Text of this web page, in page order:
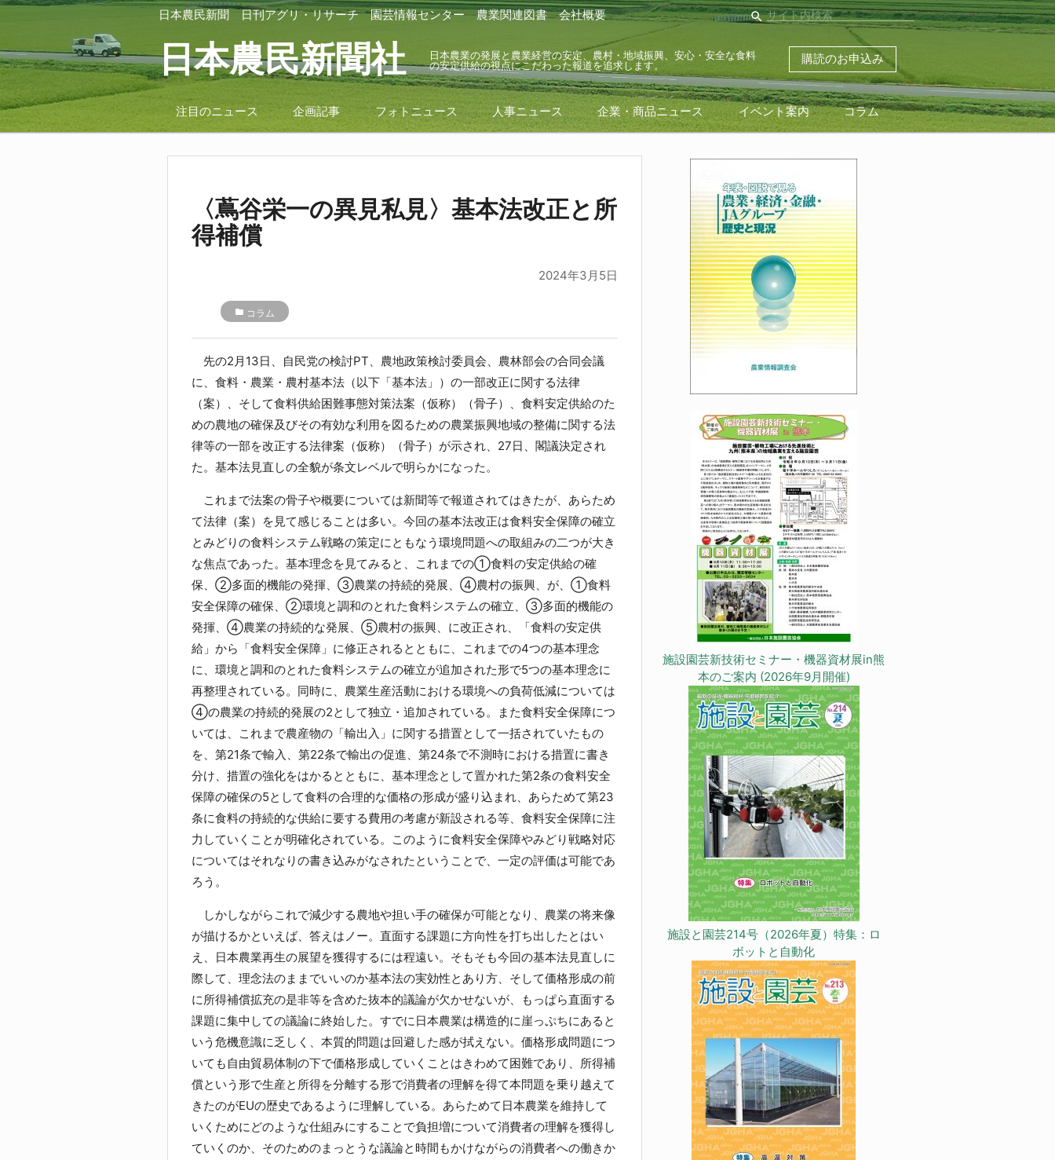
日本農民新聞 日刊アグリ・リサーチ 園芸情報センター 農業関連図書 会社概要 search
日本農民新聞社
日本農業の発展と農業経営の安定、農村・地域振興、安心・安全な食料
の安定供給の視点にこだわった報道を追求します。
購読のお申込み
注目のニュース 企画記事 フォトニュース 人事ニュース 企業・商品ニュース イベント案内 コラム
〈蔦谷栄一の異見私見〉基本法改正と所
得補償
2024年3月5日
folder コラム
先の2月13日、自民党の検討PT、農地政策検討委員会、農林部会の合同会議
に、食料・農業・農村基本法（以下「基本法」）の一部改正に関する法律
（案）、そして食料供給困難事態対策法案（仮称）（骨子）、食料安定供給のた
めの農地の確保及びその有効な利用を図るための農業振興地域の整備に関する法
律等の一部を改正する法律案（仮称）（骨子）が示され、27日、閣議決定され
た。基本法見直しの全貌が条文レベルで明らかになった。
これまで法案の骨子や概要については新聞等で報道されてはきたが、あらため
て法律（案）を見て感じることは多い。今回の基本法改正は食料安全保障の確立
とみどりの食料システム戦略の策定にともなう環境問題への取組みの二つが大き
な焦点であった。基本理念を見てみると、これまでの➀食料の安定供給の確
保、②多面的機能の発揮、③農業の持続的発展、④農村の振興、が、①食料
安全保障の確保、②環境と調和のとれた食料システムの確立、③多面的機能の
発揮、④農業の持続的な発展、⑤農村の振興、に改正され、「食料の安定供
給」から「食料安全保障」に修正されるとともに、これまでの4つの基本理念
に、環境と調和のとれた食料システムの確立が追加された形で5つの基本理念に
再整理されている。同時に、農業生産活動における環境への負荷低減については
④の農業の持続的発展の2として独立・追加されている。また食料安全保障につ
いては、これまで農産物の「輸出入」に関する措置として一括されていたもの
を、第21条で輸入、第22条で輸出の促進、第24条で不測時における措置に書き
分け、措置の強化をはかるとともに、基本理念として置かれた第2条の食料安全
保障の確保の5として食料の合理的な価格の形成が盛り込まれ、あらためて第23
条に食料の持続的な供給に要する費用の考慮が新設される等、食料安全保障に注
力していくことが明確化されている。このように食料安全保障やみどり戦略対応
についてはそれなりの書き込みがなされたということで、一定の評価は可能であ
ろう。
しかしながらこれで減少する農地や担い手の確保が可能となり、農業の将来像
が描けるかといえば、答えはノー。直面する課題に方向性を打ち出したとはい
え、日本農業再生の展望を獲得するには程遠い。そもそも今回の基本法見直しに
際して、理念法のままでいいのか基本法の実効性とあり方、そして価格形成の前
に所得補償拡充の是非等を含めた抜本的議論が欠かせないが、もっぱら直面する
課題に集中しての議論に終始した。すでに日本農業は構造的に崖っぷちにあると
いう危機意識に乏しく、本質的問題は回避した感が拭えない。価格形成問題につ
いても自由貿易体制の下で価格形成していくことはきわめて困難であり、所得補
償という形で生産と所得を分離する形で消費者の理解を得て本問題を乗り越えて
きたのがEUの歴史であるように理解している。あらためて日本農業を維持して
いくためにどのような仕組みにすることで負担増について消費者の理解を獲得し
ていくのか、そのためのまっとうな議論と時間もかけながらの消費者への働きか
施設園芸新技術セミナー・機器資材展in熊
本のご案内 (2026年9月開催)
施設と園芸214号（2026年夏）特集：ロ
ボットと自動化